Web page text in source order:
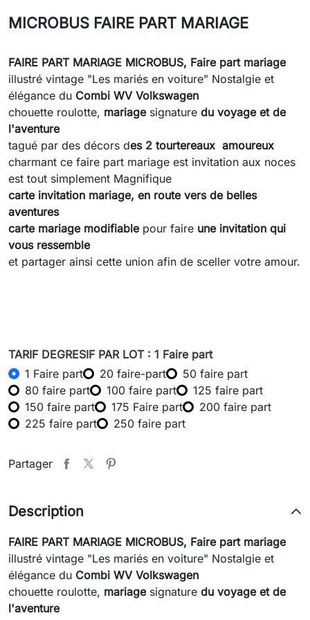
MICROBUS FAIRE PART MARIAGE
FAIRE PART MARIAGE MICROBUS, Faire part mariage
illustré vintage "Les mariés en voiture" Nostalgie et
élégance du Combi WV Volkswagen
chouette roulotte, mariagesignature du voyage et de
l'aventure
tagué par des décors des 2 tourtereaux amoureux
charmant ce faire part mariage est invitation aux noces
est tout simplement Magnifique
carte invitation mariage, en route vers de belles
aventures
carte mariage modifiablepour faire une invitation qui
vous ressemble
et partager ainsi cette union afin de sceller votre amour.
TARIF DEGRESIF PAR LOT : 1 Faire part
1 Faire part
20 faire-part
50 faire part
80 faire part
100 faire part
125 faire part
150 faire part
175 Faire part
200 faire part
225 faire part
250 faire part
Partager
Description
FAIRE PART MARIAGE MICROBUS, Faire part mariage
illustré vintage "Les mariés en voiture" Nostalgie et
élégance du Combi WV Volkswagen
chouette roulotte, mariagesignature du voyage et de
l'aventure